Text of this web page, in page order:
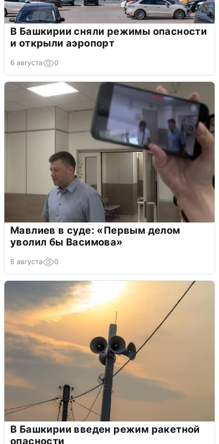
В Башкирии сняли режимы опасности
и открыли аэропорт
6 августа 0
Мавлиев в суде: «Первым делом
уволил бы Васимова»
6 августа 0
В Башкирии введен режим ракетной
опасности